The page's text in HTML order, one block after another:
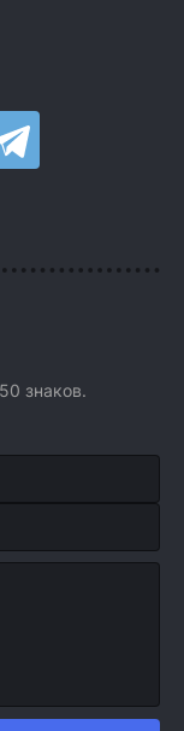
знаков.